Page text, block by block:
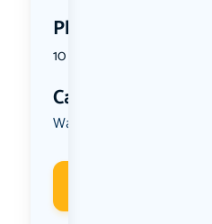
Plekken
10 plekken beschikbaar
Categorie
Wandelen